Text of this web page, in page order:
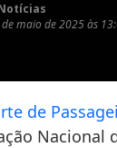
maio de 2025 às
de
Nacional